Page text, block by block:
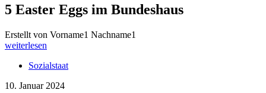
5 Easter Eggs im Bundeshaus
Erstellt von Vorname1 Nachname1
weiterlesen
Sozialstaat
10. Januar 2024